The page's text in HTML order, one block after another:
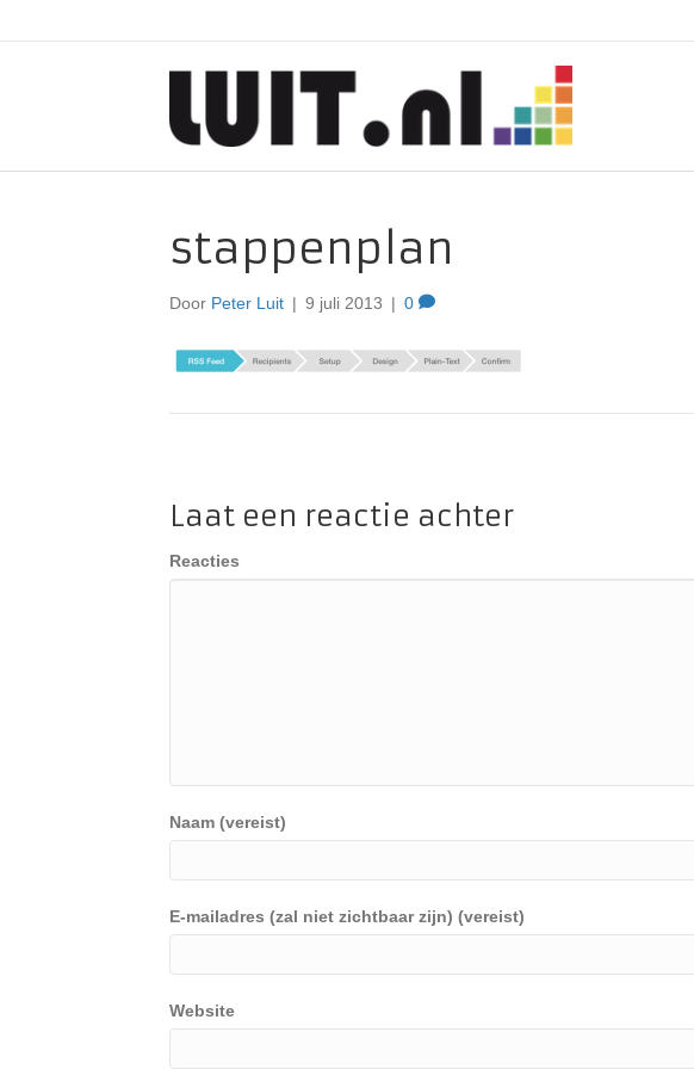
stappenplan
Door Peter Luit | 9 juli 2013 | 0
Laat een reactie achter
Reacties
Naam (vereist)
E-mailadres (zal niet zichtbaar zijn) (vereist)
Website